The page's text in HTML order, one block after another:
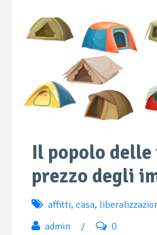
Il popolo
prezzo degli
affitti, casa,
admin
/ 0